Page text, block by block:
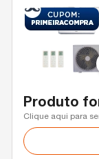
Produto
Clique aqui para